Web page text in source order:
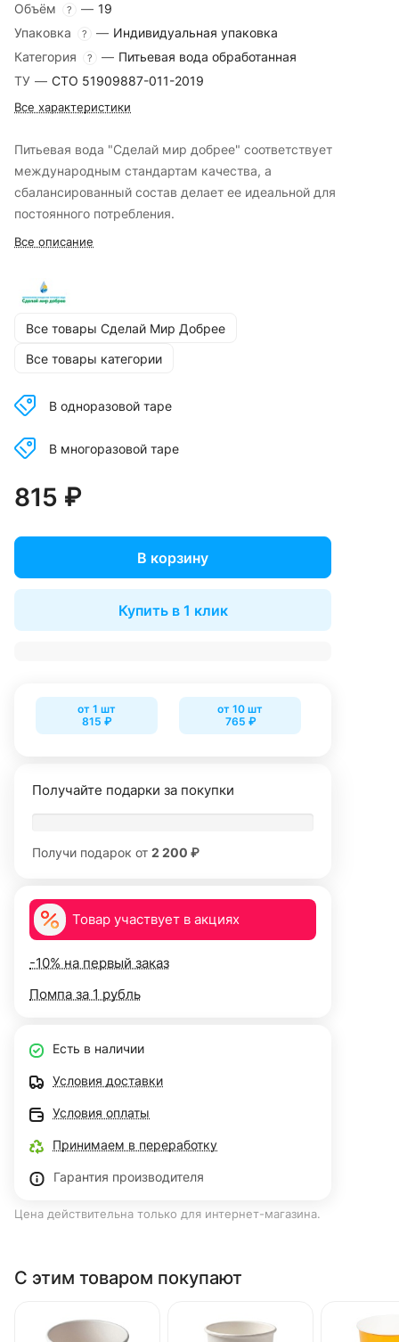
Объём
? — 19
Упаковка
? — Индивидуальная упаковка
Категория
? — Питьевая вода обработанная
ТУ — СТО 51909887-011-2019
Все характеристики
Питьевая вода "Сделай мир добрее" соответствует
международным стандартам качества, а
сбалансированный состав делает ее идеальной для
постоянного потребления.
Все описание
Все товары Сделай Мир Добрее
Все товары категории
В одноразовой таре
В многоразовой таре
815 ₽
В корзину
Купить в 1 клик
от 1 шт
815 ₽
от 10 шт
765 ₽
Получайте подарки за покупки
Получи подарок от 2 200 ₽
Товар участвует в акциях
-10% на первый заказ
Помпа за 1 рубль
Есть в наличии
Условия доставки
Условия оплаты
Принимаем в переработку
Гарантия производителя
Цена действительна только для интернет-магазина.
С этим товаром покупают